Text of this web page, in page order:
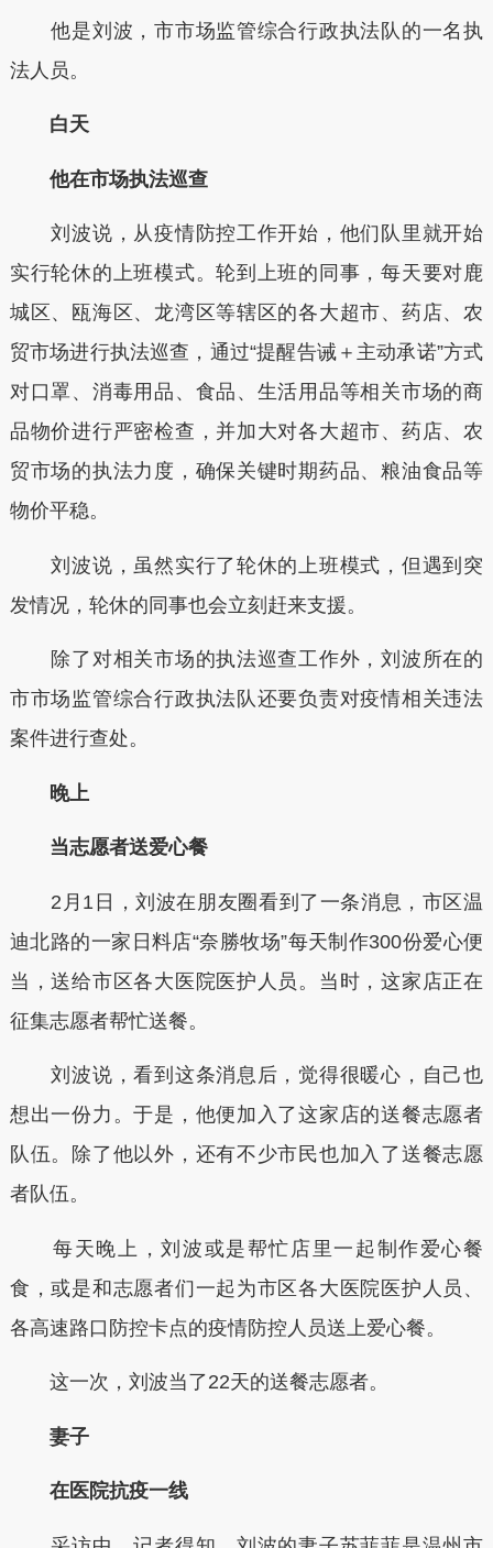
他是刘波，市市场监管综合行政执法队的一名执
法人员。
白天
他在市场执法巡查
刘波说，从疫情防控工作开始，他们队里就开始
实行轮休的上班模式。轮到上班的同事，每天要对鹿
城区、瓯海区、龙湾区等辖区的各大超市、药店、农
贸市场进行执法巡查，通过“提醒告诫＋主动承诺”方式
对口罩、消毒用品、食品、生活用品等相关市场的商
品物价进行严密检查，并加大对各大超市、药店、农
贸市场的执法力度，确保关键时期药品、粮油食品等
物价平稳。
刘波说，虽然实行了轮休的上班模式，但遇到突
发情况，轮休的同事也会立刻赶来支援。
除了对相关市场的执法巡查工作外，刘波所在的
市市场监管综合行政执法队还要负责对疫情相关违法
案件进行查处。
晚上
当志愿者送爱心餐
2月1日，刘波在朋友圈看到了一条消息，市区温
迪北路的一家日料店“奈勝牧场”每天制作300份爱心便
当，送给市区各大医院医护人员。当时，这家店正在
征集志愿者帮忙送餐。
刘波说，看到这条消息后，觉得很暖心，自己也
想出一份力。于是，他便加入了这家店的送餐志愿者
队伍。除了他以外，还有不少市民也加入了送餐志愿
者队伍。
每天晚上，刘波或是帮忙店里一起制作爱心餐
食，或是和志愿者们一起为市区各大医院医护人员、
各高速路口防控卡点的疫情防控人员送上爱心餐。
这一次，刘波当了22天的送餐志愿者。
妻子
在医院抗疫一线